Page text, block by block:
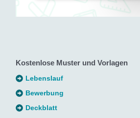
Kostenlose Muster und Vorlagen
Lebenslauf
Bewerbung
Deckblatt